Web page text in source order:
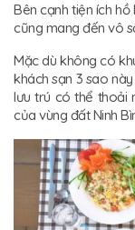
Bên cạnh tiện ích
cũng mang đến vô
Mặc dù không có
khách sạn 3 sao
lưu trú có thể thoải
của vùng đất Ninh